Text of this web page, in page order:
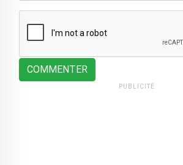
COMMENTER
PUBLICITÉ